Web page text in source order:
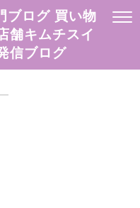
ブログ 買い物
舗キムチスイ
信ブログ